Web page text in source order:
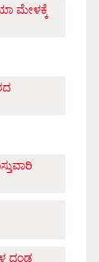
ಮೇಳಕ್ಕೆ
ದಂಡ